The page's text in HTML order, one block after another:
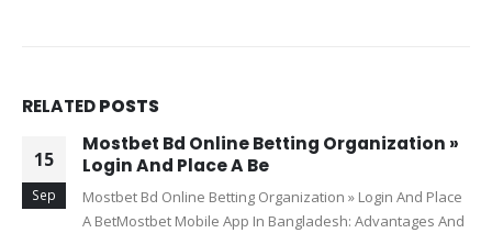
RELATEDPOSTS
15
Sep
Mostbet Bd Online Betting Organization »
Login And Place A Be
Mostbet Bd Online Betting Organization » Login And Place
A BetMostbet Mobile App In Bangladesh: Advantages And